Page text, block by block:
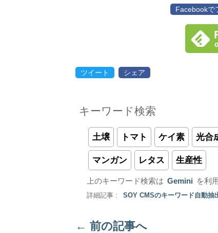
Facebookで
ツイート シェア
キーワード検索
土壌 トマト ケイ素 光合
マンガン レタス 生産性
上のキーワード検索は Gemini を利
詳細記事 : SOY CMSのキーワード自動抽
← 前の記事へ